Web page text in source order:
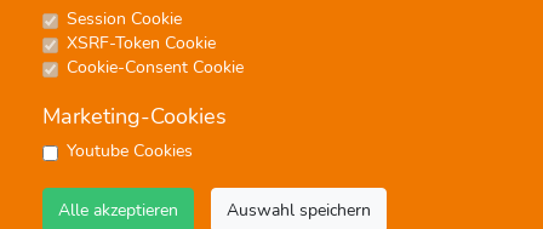
Session Cookie
XSRF-Token Cookie
Cookie-Consent Cookie
Marketing-Cookies
Youtube Cookies
Alle akzeptieren Auswahl speichern
Noten
WALTZING MATILDA